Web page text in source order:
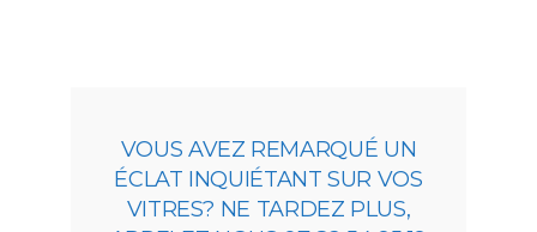
VOUS AVEZ REMARQUÉ UN
ÉCLAT INQUIÉTANT SUR VOS
VITRES? NE TARDEZ PLUS,